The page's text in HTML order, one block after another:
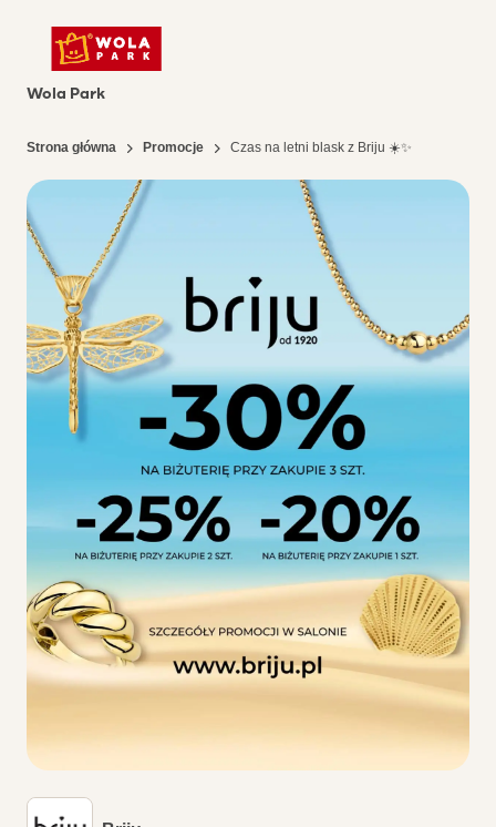
Wola Park
Strona główna Promocje Czas na letni blask z Briju ☀️✨